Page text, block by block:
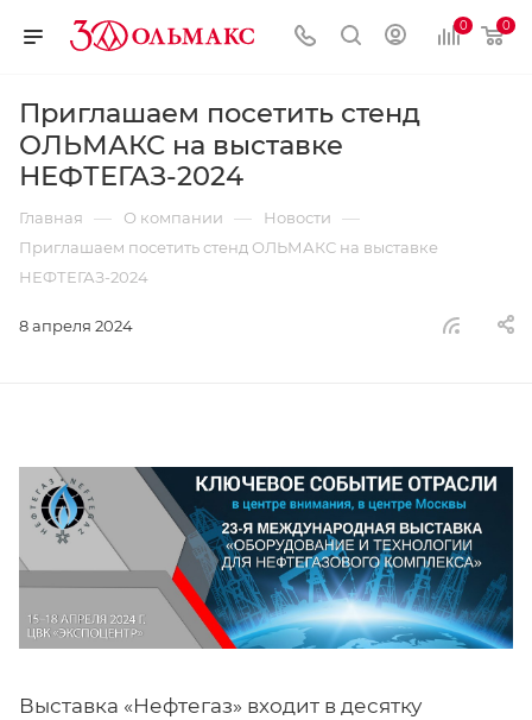
0 0
Приглашаем посетить стенд
ОЛЬМАКС на выставке
НЕФТЕГАЗ-2024
Главная — О компании — Новости —
Приглашаем посетить стенд ОЛЬМАКС на выставке
НЕФТЕГАЗ-2024
8 апреля 2024
Выставка «Нефтегаз» входит в десятку